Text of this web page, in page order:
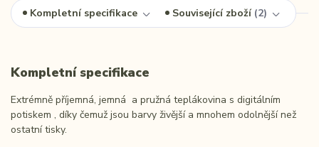
Kompletní specifikace Související zboží 2
Kompletní specifikace
Extrémně příjemná, jemná a pružná teplákovina s digitálním
potiskem , díky čemuž jsou barvy živější a mnohem odolnější než
ostatní tisky.